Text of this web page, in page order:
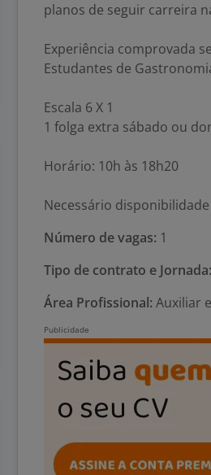
planos de seguir carreira
Experiência comprovada
Estudantes de
Escala 6 X 1
1 folga extra sábado ou
Horário: 10h às 18h20
Necessário
Número de vagas: 1
Tipo de contrato e Jornada:
Área Profissional: Auxiliar